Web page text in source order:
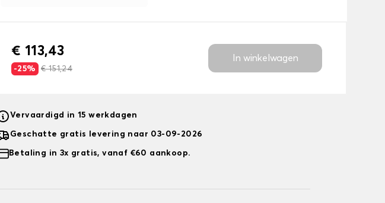
€ 113,43
-25% € 151,24
In winkelwagen
Vervaardigd in 15 werkdagen
Geschatte gratis levering naar 03-09-2026
Betaling in 3x gratis, vanaf €60 aankoop.